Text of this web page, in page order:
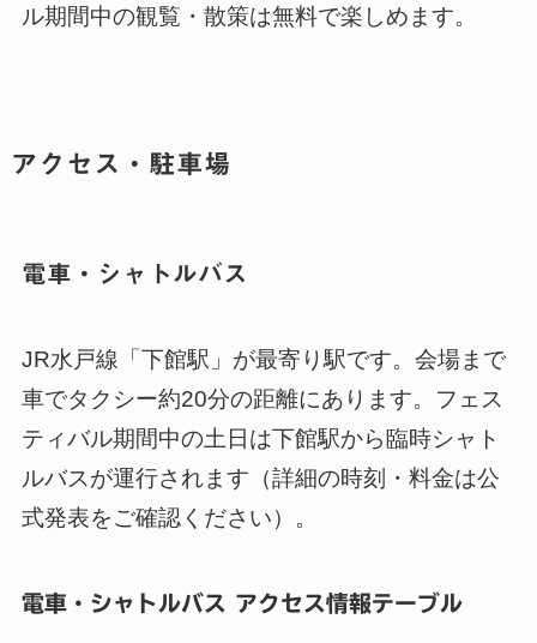
ル期間中の観覧・散策は無料で楽しめます。
アクセス・駐車場
電車・シャトルバス
JR水戸線「下館駅」が最寄り駅です。会場まで
車でタクシー約20分の距離にあります。フェス
ティバル期間中の土日は下館駅から臨時シャト
ルバスが運行されます（詳細の時刻・料金は公
式発表をご確認ください）。
電車・シャトルバス アクセス情報テーブル